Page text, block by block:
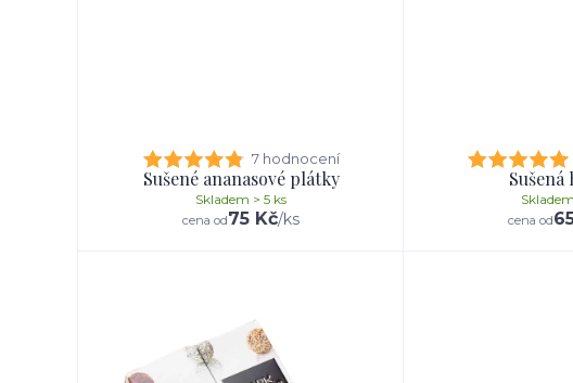
7 hodnocení
Sušené ananasové plátky
cena od75 Kč/ks
Skladem > 5 ks
Sušená
cena od